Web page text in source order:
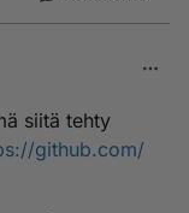
siitä tehty
github.com/